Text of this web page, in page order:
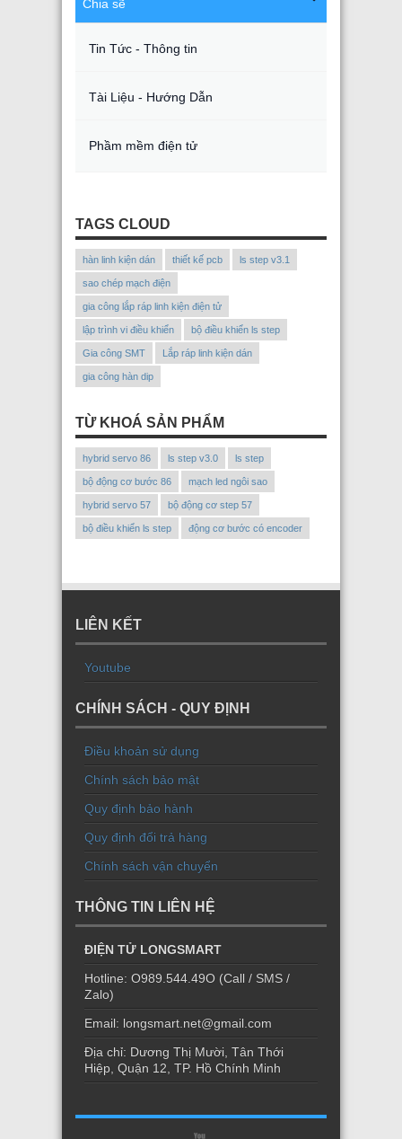
Chia sẽ
Tin Tức - Thông tin
Tài Liệu - Hướng Dẫn
Phầm mềm điện tử
TAGS CLOUD
hàn linh kiện dán thiết kế pcb ls step v3.1
sao chép mạch điện
gia công lắp ráp linh kiện điện tử
lập trình vi điều khiển bộ điều khiển ls step
Gia công SMT Lắp ráp linh kiện dán
gia công hàn dip
TỪ KHOÁ SẢN PHẨM
hybrid servo 86 ls step v3.0 ls step
bộ động cơ bước 86 mạch led ngôi sao
hybrid servo 57 bộ động cơ step 57
bộ điều khiển ls step động cơ bước có encoder
LIÊN KẾT
Youtube
CHÍNH SÁCH - QUY ĐỊNH
Điều khoản sử dụng
Chính sách bảo mật
Quy định bảo hành
Quy định đổi trả hàng
Chính sách vận chuyển
THÔNG TIN LIÊN HỆ
ĐIỆN TỬ LONGSMART
Hotline: O989.544.49O (Call / SMS /
Zalo)
Email: longsmart.net@gmail.com
Địa chỉ: Dương Thị Mười, Tân Thới
Hiệp, Quận 12, TP. Hồ Chính Minh